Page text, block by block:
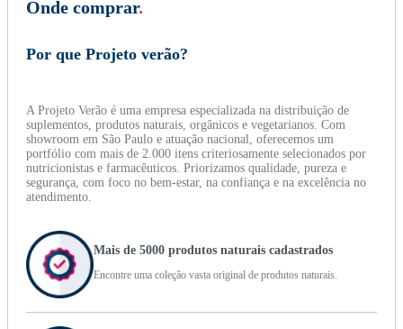
Onde comprar.
Por que Projeto verão?
A Projeto Verão é uma empresa especializada na distribuição de
suplementos, produtos naturais, orgânicos e vegetarianos. Com
showroom em São Paulo e atuação nacional, oferecemos um
portfólio com mais de 2.000 itens criteriosamente selecionados por
nutricionistas e farmacêuticos. Priorizamos qualidade, pureza e
segurança, com foco no bem-estar, na confiança e na excelência no
atendimento.
Mais de 5000 produtos naturais cadastrados
Encontre uma coleção vasta original de produtos naturais.